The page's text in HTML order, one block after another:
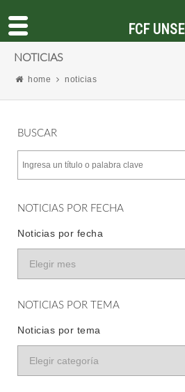
NOTICIAS
home noticias
BUSCAR
NOTICIAS POR FECHA
Noticias por fecha
NOTICIAS POR TEMA
Noticias por tema
FCF UNSE